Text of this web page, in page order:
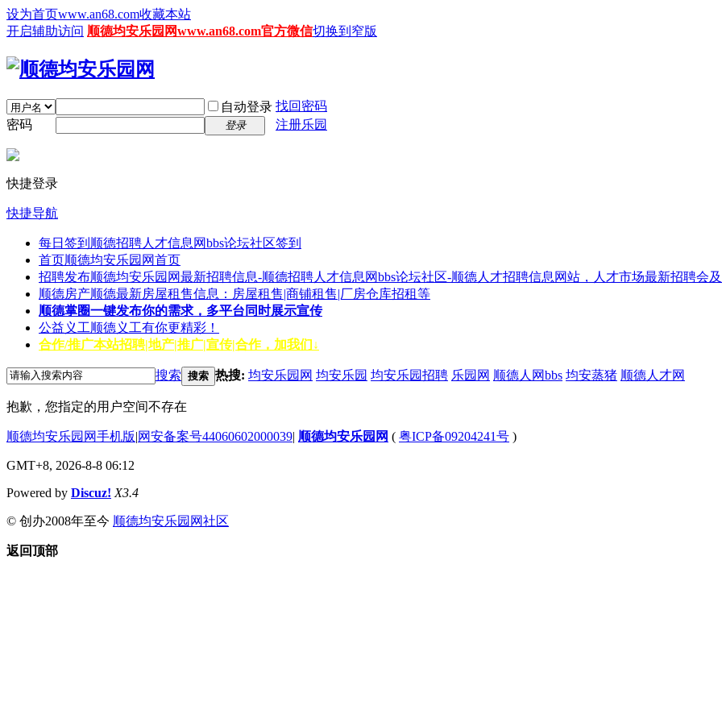
设为首页www.an68.com收藏本站
开启辅助访问 顺德均安乐园网www.an68.com官方微信切换到窄版
自动登录 找回密码
密码
登录 注册乐园
快捷登录
快捷导航
每日签到 顺德招聘人才信息网bbs论坛社区签到
首页顺德均安乐园网首页
招聘发布顺德均安乐园网最新招聘信息-顺德招聘人才信息网bbs论坛社区-顺德人才招聘信息网站，人才市场最新招聘会
顺德房产顺德最新房屋租售信息：房屋租售|商铺租售|厂房仓库招租等
顺德掌圈一键发布你的需求，多平台同时展示宣传
公益义工顺德义工有你更精彩！
合作/推广本站招聘|地产|推广|宣传|合作，加我们↓
搜索 搜索 热搜: 均安乐园网 均安乐园 均安乐园招聘 乐园网 顺德人网bbs 均安蒸猪 顺德人才网
抱歉，您指定的用户空间不存在
顺德均安乐园网手机版|网安备案号44060602000039| 顺德均安乐园网 ( 粤ICP备09204241号 )
GMT+8, 2026-8-8 06:12
Powered by Discuz! X3.4
© 创办2008年至今 顺德均安乐园网社区
返回顶部